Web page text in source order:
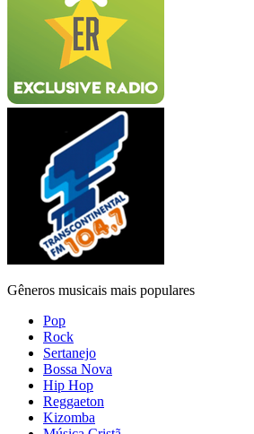
Gêneros musicais mais populares
Pop
Rock
Sertanejo
Bossa Nova
Hip Hop
Reggaeton
Kizomba